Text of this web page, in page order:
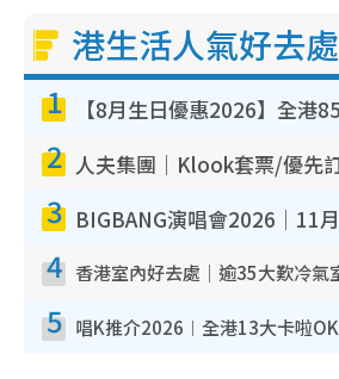
港生活人氣好去處
1
2
3
4
5